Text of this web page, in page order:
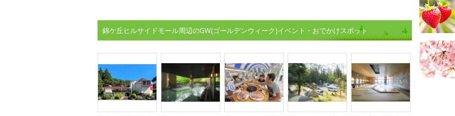
錦ケ丘ヒルサイドモール周辺のGW(ゴールデンウィーク)イベント・おでかけスポット